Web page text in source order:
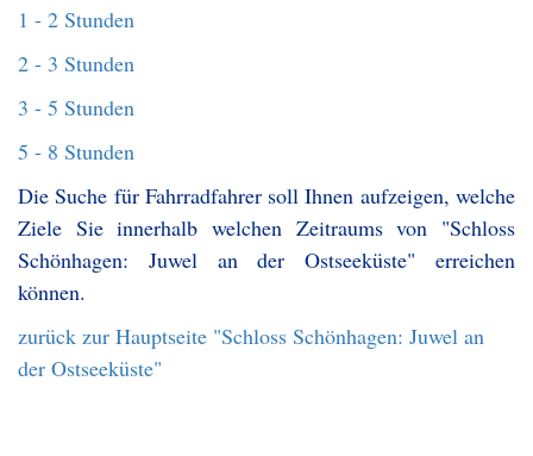
1 - 2 Stunden
2 - 3 Stunden
3 - 5 Stunden
5 - 8 Stunden
Die Suche für Fahrradfahrer soll Ihnen aufzeigen, welche
Ziele Sie innerhalb welchen Zeitraums von "Schloss
Schönhagen: Juwel an der Ostseeküste" erreichen
können.
zurück zur Hauptseite "Schloss Schönhagen: Juwel an
der Ostseeküste"